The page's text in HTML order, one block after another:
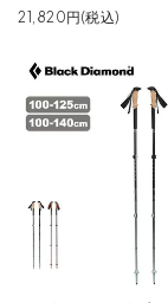
21,820円(税込)